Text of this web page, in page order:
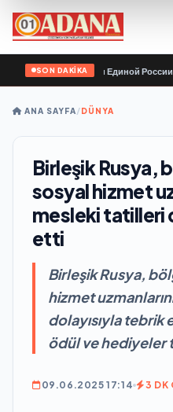
SON DAKİKA
«Молодой Гвардии Единой России»
ANA SAYFA/DÜNYA
Birleşik Rusya,
sosyal hizmet
mesleki tatilleri
etti
Birleşik Rusya,
hizmet
dolayısıyla
ödül ve hediyeler
09.06.2025 17:14 3 DK